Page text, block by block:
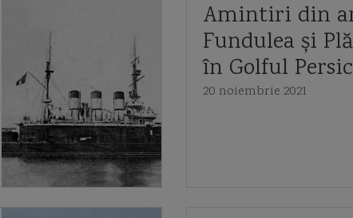
Amintiri din
Fundulea și
în Golful Persic
20 noiembrie 2021